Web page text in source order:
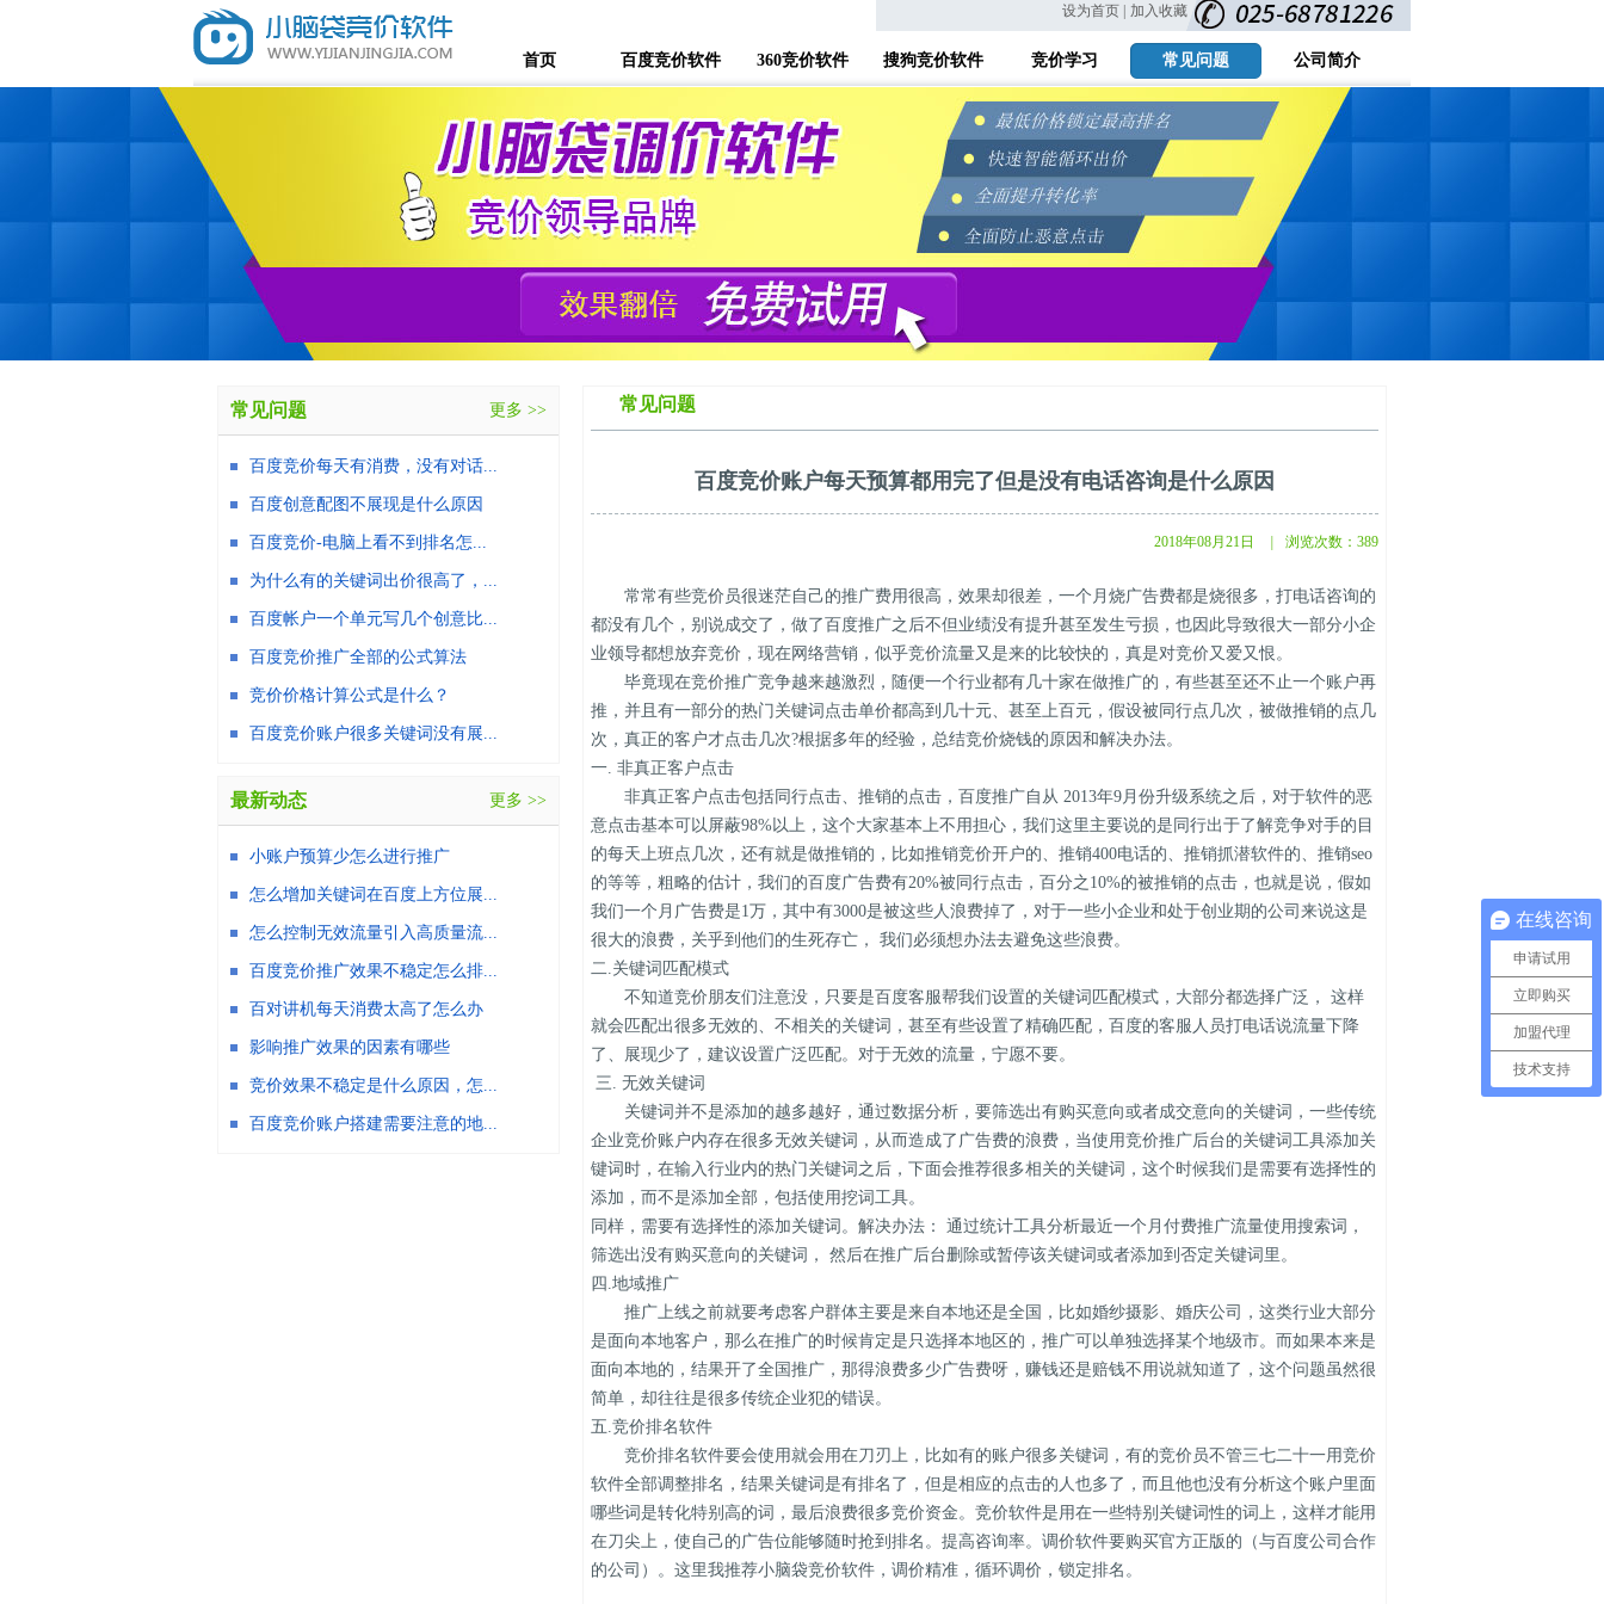
设为首页 | 加入收藏
首页 百度竞价软件 360竞价软件 搜狗竞价软件 竞价学习 常见问题 公司简介
常见问题
百度竞价账户每天预算都用完了但是没有电话咨询是什么原因
2018年08月21日 浏览次数： 389
常常有些竞价员很迷茫自己的推广费用很高，效果却很差，一个月烧广告费都是烧很多，打电话咨询的
都没有几个，别说成交了，做了百度推广之后不但业绩没有提升甚至发生亏损，也因此导致很大一部分小企
业领导都想放弃竞价，现在网络营销，似乎竞价流量又是来的比较快的，真是对竞价又爱又恨。
毕竟现在竞价推广竞争越来越激烈，随便一个行业都有几十家在做推广的，有些甚至还不止一个账户再
推，并且有一部分的热门关键词点击单价都高到几十元、甚至上百元，假设被同行点几次，被做推销的点几
次，真正的客户才点击几次?根据多年的经验，总结竞价烧钱的原因和解决办法。
一. 非真正客户点击
非真正客户点击包括同行点击、推销的点击，百度推广自从 2013年9月份升级系统之后，对于软件的恶
意点击基本可以屏蔽98%以上，这个大家基本上不用担心，我们这里主要说的是同行出于了解竞争对手的目
的每天上班点几次，还有就是做推销的，比如推销竞价开户的、推销400电话的、推销抓潜软件的、推销seo
的等等，粗略的估计，我们的百度广告费有20%被同行点击，百分之10%的被推销的点击，也就是说，假如
我们一个月广告费是1万，其中有3000是被这些人浪费掉了，对于一些小企业和处于创业期的公司来说这是
很大的浪费，关乎到他们的生死存亡， 我们必须想办法去避免这些浪费。
二.关键词匹配模式
不知道竞价朋友们注意没，只要是百度客服帮我们设置的关键词匹配模式，大部分都选择广泛， 这样
就会匹配出很多无效的、不相关的关键词，甚至有些设置了精确匹配，百度的客服人员打电话说流量下降
了、展现少了，建议设置广泛匹配。对于无效的流量，宁愿不要。
三. 无效关键词
关键词并不是添加的越多越好，通过数据分析，要筛选出有购买意向或者成交意向的关键词，一些传统
企业竞价账户内存在很多无效关键词，从而造成了广告费的浪费，当使用竞价推广后台的关键词工具添加关
键词时，在输入行业内的热门关键词之后，下面会推荐很多相关的关键词，这个时候我们是需要有选择性的
添加，而不是添加全部，包括使用挖词工具。
同样，需要有选择性的添加关键词。解决办法： 通过统计工具分析最近一个月付费推广流量使用搜索词，
筛选出没有购买意向的关键词， 然后在推广后台删除或暂停该关键词或者添加到否定关键词里。
四.地域推广
推广上线之前就要考虑客户群体主要是来自本地还是全国，比如婚纱摄影、婚庆公司，这类行业大部分
是面向本地客户，那么在推广的时候肯定是只选择本地区的，推广可以单独选择某个地级市。而如果本来是
面向本地的，结果开了全国推广，那得浪费多少广告费呀，赚钱还是赔钱不用说就知道了，这个问题虽然很
简单，却往往是很多传统企业犯的错误。
五.竞价排名软件
竞价排名软件要会使用就会用在刀刃上，比如有的账户很多关键词，有的竞价员不管三七二十一用竞价
软件全部调整排名，结果关键词是有排名了，但是相应的点击的人也多了，而且他也没有分析这个账户里面
哪些词是转化特别高的词，最后浪费很多竞价资金。竞价软件是用在一些特别关键词性的词上，这样才能用
在刀尖上，使自己的广告位能够随时抢到排名。提高咨询率。调价软件要购买官方正版的（与百度公司合作
的公司）。这里我推荐小脑袋竞价软件，调价精准，循环调价，锁定排名。
常见问题 更多 >>
百度竞价每天有消费，没有对话...
百度创意配图不展现是什么原因
百度竞价-电脑上看不到排名怎...
为什么有的关键词出价很高了，...
百度帐户一个单元写几个创意比...
百度竞价推广全部的公式算法
竞价价格计算公式是什么？
百度竞价账户很多关键词没有展...
最新动态 更多 >>
小账户预算少怎么进行推广
怎么增加关键词在百度上方位展...
怎么控制无效流量引入高质量流...
百度竞价推广效果不稳定怎么排...
百对讲机每天消费太高了怎么办
影响推广效果的因素有哪些
竞价效果不稳定是什么原因，怎...
百度竞价账户搭建需要注意的地...
在线咨询
申请试用
立即购买
加盟代理
技术支持